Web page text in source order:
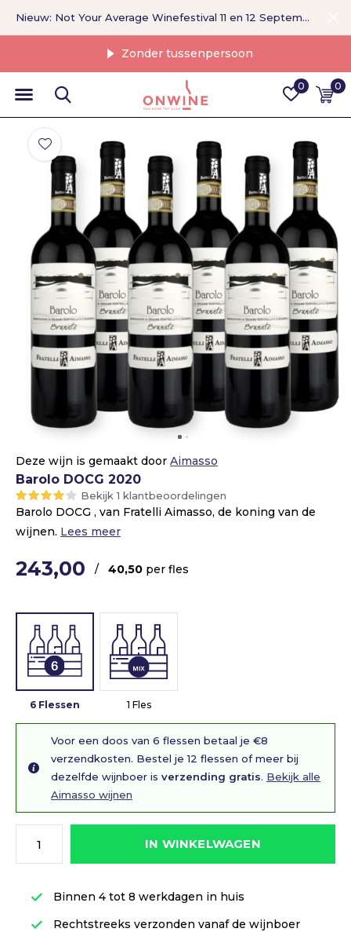
0 0
Zonder tussenpersoon
Nieuw: Not Your Average Winefestival 11 en 12 September >
Deze wijn is gemaakt door Aimasso
Barolo DOCG 2020
Bekijk 1 klantbeoordelingen
Barolo DOCG , van Fratelli Aimasso, de koning van de
wijnen. Lees meer
243,00 / 40,50 per fles
6 Flessen 1 Fles
Voor een doos van 6 flessen betaal je €8
verzendkosten. Bestel je 12 flessen of meer bij
dezelfde wijnboer is verzending gratis. Bekijk alle
Aimasso wijnen
IN WINKELWAGEN
Binnen 4 tot 8 werkdagen in huis
Rechtstreeks verzonden vanaf de wijnboer